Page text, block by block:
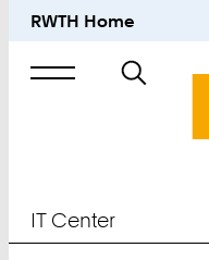
RWTH Home
Suche
nach
IT Center